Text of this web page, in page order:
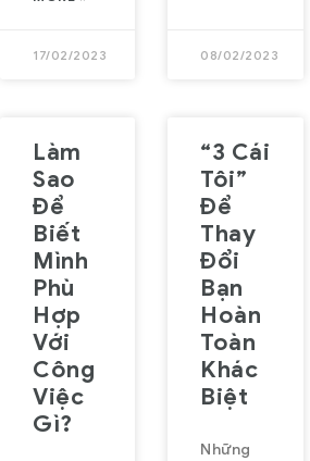
17/02/2023 08/02/2023
Làm
Sao
Để
Biết
Mình
Phù
Hợp
Với
Công
Việc
Gì?
“3 Cái
Tôi”
Để
Thay
Đổi
Bạn
Hoàn
Toàn
Khác
Biệt
Những